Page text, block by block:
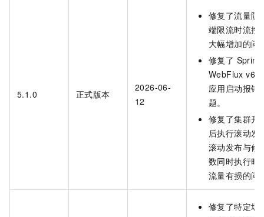
5.1.0 正式版本
2026-06-
12
修复了流量防
端限流时流控
大幅增加的问
修复了 Spring
WebFlux v6x
应用启动报错
题。
修复了集群开
后执行滚动发
滚动发布与修
数同时执行时
流量有损的问
修复了特定场